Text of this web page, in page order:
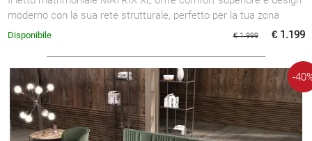
moderno con la sua rete strutturale, perfetto per la tua zona
notte.
€ 1.999 € 1.199
Disponibile
-